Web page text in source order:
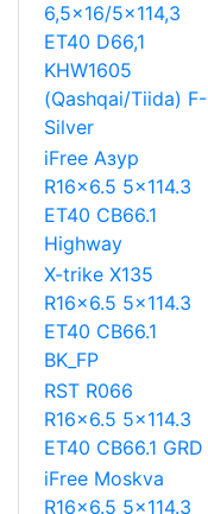
6,5x16/5x114,3
ET40 D66,1
KHW1605
(Qashqai/Tiida) F-
Silver
iFree Азур
R16x6.5 5x114.3
ET40 CB66.1
Highway
X-trike X135
R16x6.5 5x114.3
ET40 CB66.1
BK_FP
RST R066
R16x6.5 5x114.3
ET40 CB66.1 GRD
iFree Moskva
R16x6.5 5x114.3